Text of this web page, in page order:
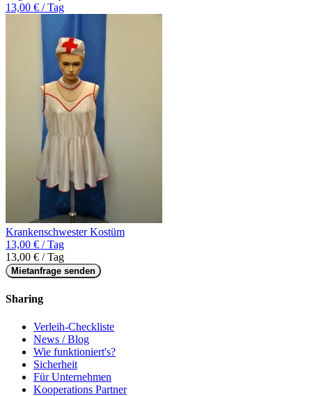
13,00 € / Tag
Krankenschwester Kostüm
13,00 € / Tag
13,00 € / Tag
Mietanfrage senden
Sharing
Verleih-Checkliste
News / Blog
Wie funktioniert's?
Sicherheit
Für Unternehmen
Kooperations Partner